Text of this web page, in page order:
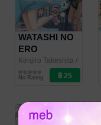
WATASHI NO
ERO
(KOGUCHI)
SENSEI
อาจารย์โคกุจิ
ฉัน (เล่ม3) ตอน
ที่ 15
Kenjiro Takeshita /
PHOENIX NEXT
การ์ตูนรายตอน
No Rating